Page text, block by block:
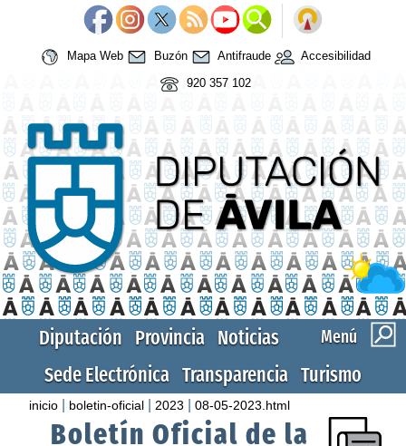
Mapa Web Buzón Antifraude
Accesibilidad
920 357 102
Menú
Diputación Provincia Noticias
Sede Electrónica Transparencia Turismo
inicio boletin-oficial 2023 |08-05-2023.html
Boletín Oficial de la